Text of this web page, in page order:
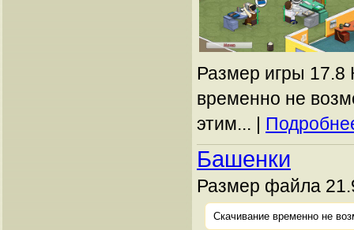
Размер игры 17.8
временно не
этим... |
Башенки
Размер файла
Скачивание временно не